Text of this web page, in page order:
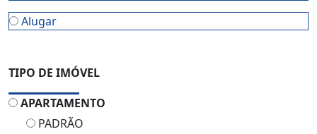
Alugar
TIPO DE IMÓVEL
APARTAMENTO
PADRÃO